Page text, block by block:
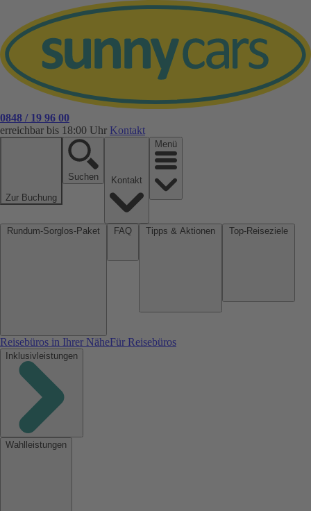
0848 / 19 96 00
erreichbar bis 18:00 Uhr Kontakt
Zur Buchung
Suchen
Menü
Reisebüros in Ihrer NäheFür Reisebüros
Inklusivleistungen
Wahlleistungen